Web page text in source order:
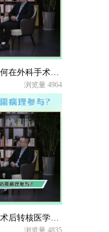
《科普了，病理》│病理如何在外科手术中发挥积极作用？
浏览量 4964
《科普了，病理》│外科手术后转核医学科仍需病理参与?
浏览量 4835